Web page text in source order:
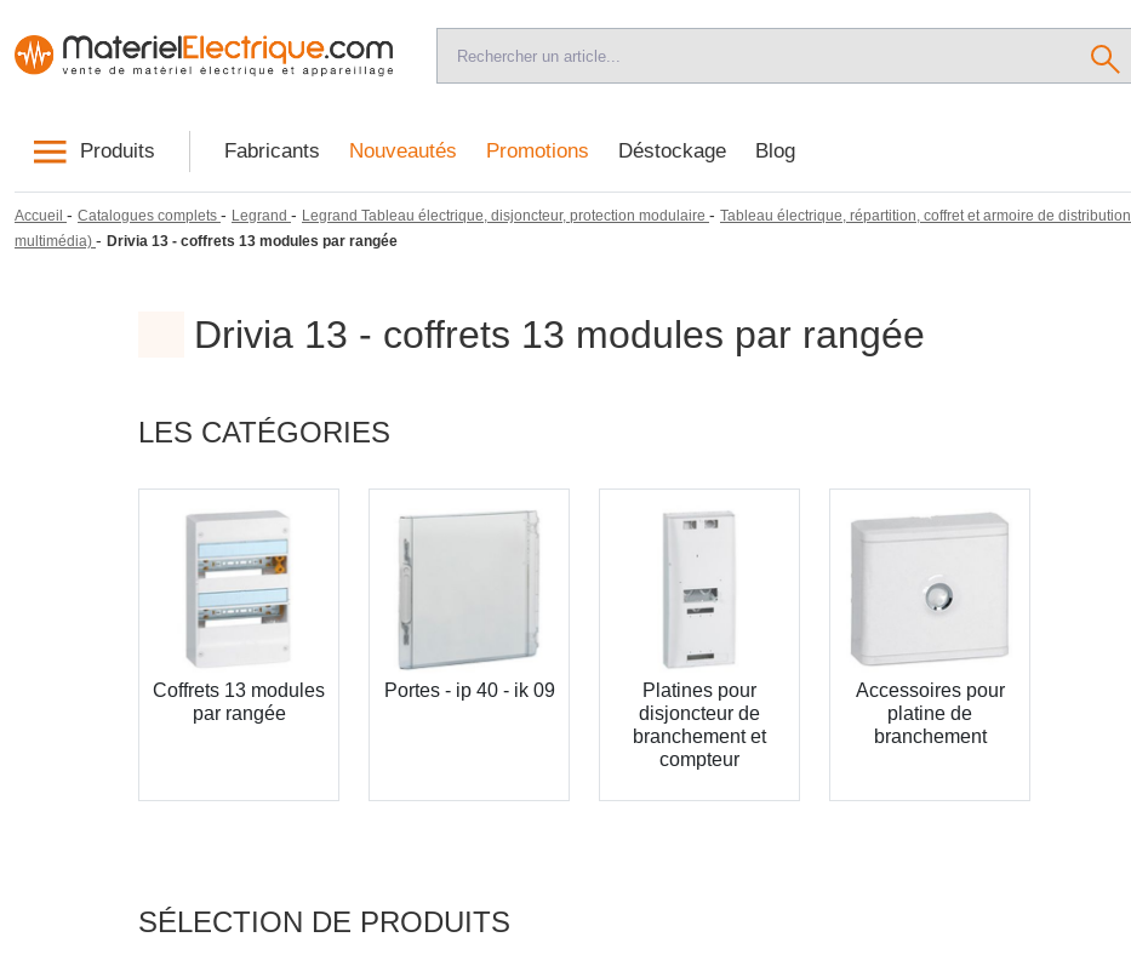
Produits Fabricants Nouveautés Promotions Déstockage Blog
Accueil - Catalogues complets - Legrand - Legrand Tableau électrique, disjoncteur, protection modulaire - Tableau électrique, répartition, coffret et armoire de distribution
multimédia) - Drivia 13 - coffrets 13 modules par rangée
Drivia 13 - coffrets 13 modules par rangée
LES CATÉGORIES
Coffrets 13 modules
par rangée
Portes - ip 40 - ik 09
Platines pour
disjoncteur de
branchement et
compteur
Accessoires pour
platine de
branchement
SÉLECTION DE PRODUITS